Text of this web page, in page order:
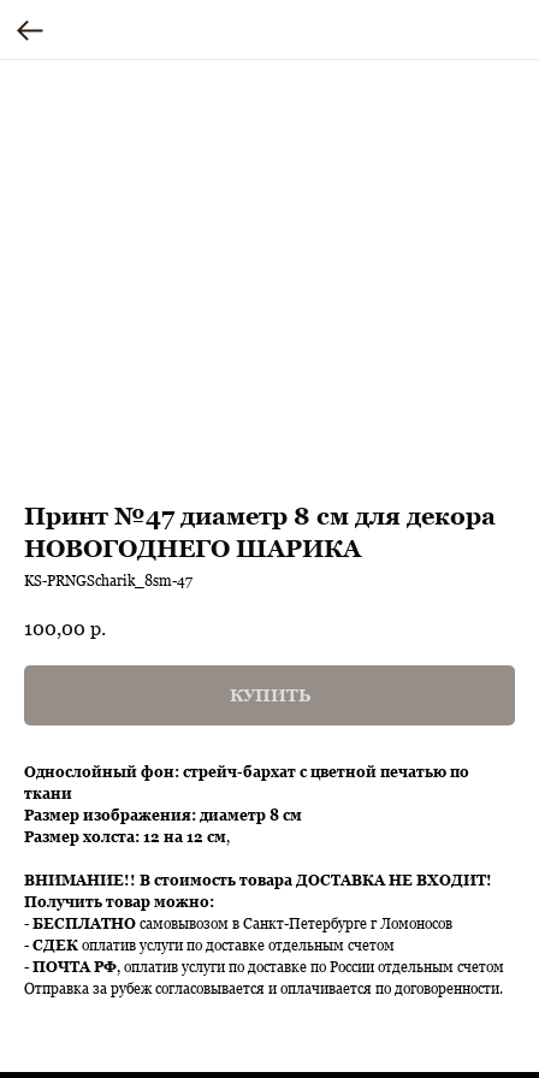
Принт №47 диаметр 8 см для декора
НОВОГОДНЕГО ШАРИКА
KS-PRNGScharik_8sm-47
100,00 р.
КУПИТЬ
Однослойный фон: стрейч-бархат с цветной печатью по
ткани
Размер изображения: диаметр 8 см
Размер холста: 12 на 12 см,
ВНИМАНИЕ!! В стоимость товара ДОСТАВКА НЕ ВХОДИТ!
Получить товар можно:
- БЕСПЛАТНО самовывозом в Санкт-Петербурге г Ломоносов
- СДЕК оплатив услуги по доставке отдельным счетом
- ПОЧТА РФ, оплатив услуги по доставке по России отдельным счетом
Отправка за рубеж согласовывается и оплачивается по договоренности.